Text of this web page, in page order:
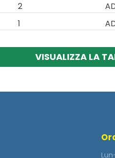
2
1
VISUALIZZA LA